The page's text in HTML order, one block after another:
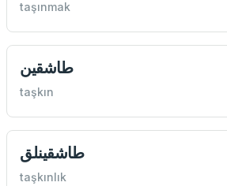
taşınmak
طاشقين
taşkın
طاشقينلق
taşkınlık